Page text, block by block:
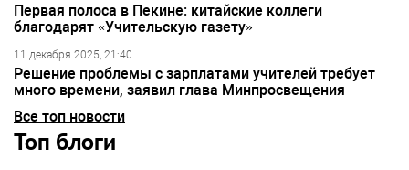
Первая полоса в Пекине: китайские коллеги
благодарят «Учительскую газету»
11 декабря 2025, 21:40
Решение проблемы с зарплатами учителей требует
много времени, заявил глава Минпросвещения
Все топ новости
Топ блоги